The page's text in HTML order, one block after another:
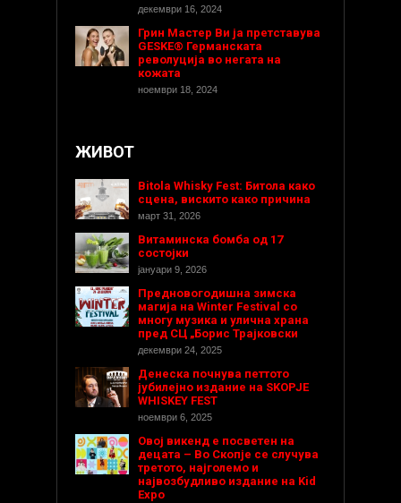
декември 16, 2024
Грин Мастер Ви ја претставува
GESKE® Германската
револуција во негата на
кожата
ноември 18, 2024
ЖИВОТ
Bitola Whisky Fest: Битола како
сцена, вискито како причина
март 31, 2026
Витаминска бомба од 17
состојки
јануари 9, 2026
Предновогодишнa зимска
магија на Winter Festival со
многу музика и улична храна
пред СЦ „Борис Трајковски
декември 24, 2025
Денеска почнува петтото
јубилејно издание на SKOPJE
WHISKEY FEST
ноември 6, 2025
Овој викенд е посветен на
децата – Во Скопје се случува
третото, најголемо и
највозбудливо издание на Kid
Expo